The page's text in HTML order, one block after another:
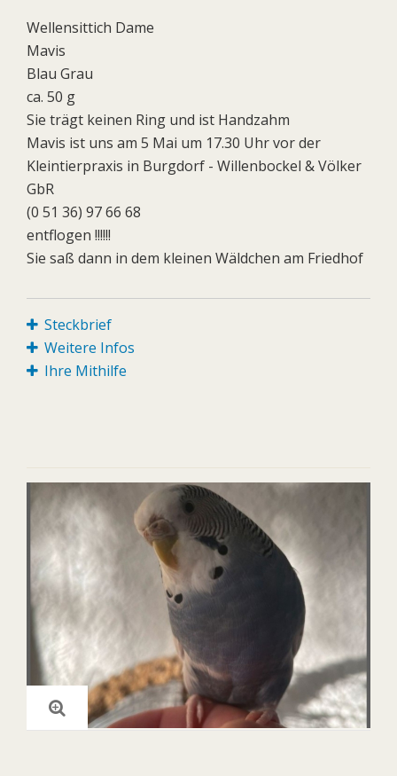
Wellensittich Dame
Mavis
Blau Grau
ca. 50 g
Sie trägt keinen Ring und ist Handzahm
Mavis ist uns am 5 Mai um 17.30 Uhr vor der
Kleintierpraxis in Burgdorf - Willenbockel & Völker
GbR
(0 51 36) 97 66 68
entflogen !!!!!!
Sie saß dann in dem kleinen Wäldchen am Friedhof
Steckbrief
Weitere Infos
Ihre Mithilfe